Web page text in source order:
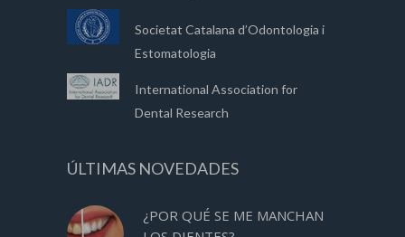
Societat Catalana d’Odontologia i
Estomatologia
International Association for
Dental Research
ÚLTIMAS NOVEDADES
¿POR QUÉ SE ME MANCHAN